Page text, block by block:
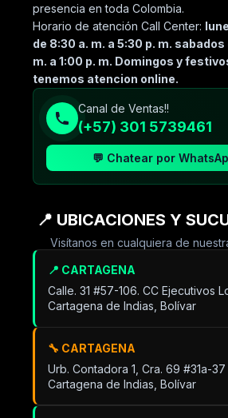
presencia en toda Colombia.
Horario de atención Call Center:
de 8:30 a. m. a 5:30 p. m. sabados
m. a 1:00 p. m. Domingos y
tenemos atencion online.
Canal de Ventas!!
(+57) 301 5739461
💬 Chatear por
📍 UBICACIONES Y
Visítanos en cualquiera de
📍 CARTAGENA
Calle. 31 #57-106. CC Ejecutivos
Cartagena de Indias, Bolívar
🔧 CARTAGENA
Urb. Contadora 1, Cra. 69 #31a-37
Cartagena de Indias, Bolívar